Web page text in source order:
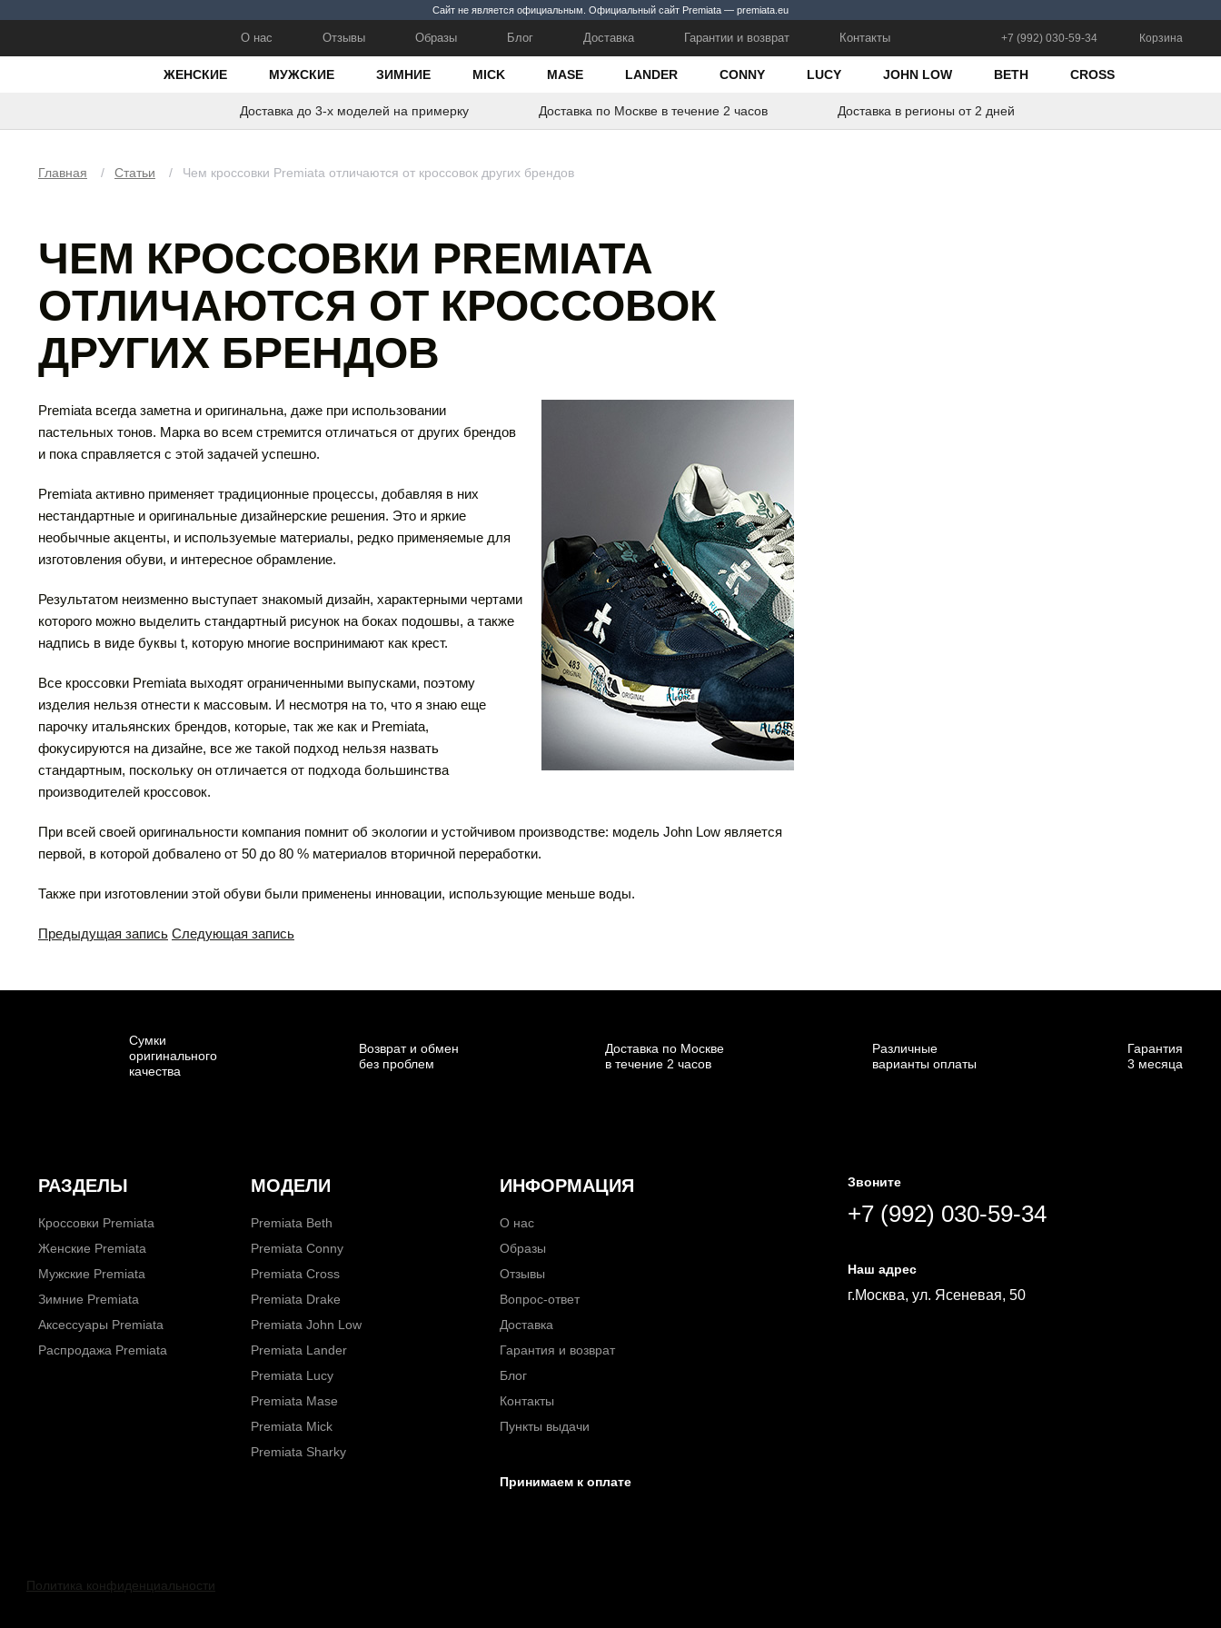
Сайт не является официальным. Официальный сайт Premiata — premiata.eu
О нас Отзывы Образы Блог Доставка Гарантии и возврат Контакты +7 (992) 030-59-34 Корзина
ЖЕНСКИЕ МУЖСКИЕ ЗИМНИЕ MICK MASE LANDER CONNY LUCY JOHN LOW BETH CROSS
Доставка до 3-х моделей на примерку Доставка по Москве в течение 2 часов Доставка в регионы от 2 дней
Главная / Статьи / Чем кроссовки Premiata отличаются от кроссовок других брендов
ЧЕМ КРОССОВКИ PREMIATA
ОТЛИЧАЮТСЯ ОТ КРОССОВОК
ДРУГИХ БРЕНДОВ
Premiata всегда заметна и оригинальна, даже при использовании
пастельных тонов. Марка во всем стремится отличаться от других брендов
и пока справляется с этой задачей успешно.
Premiata активно применяет традиционные процессы, добавляя в них
нестандартные и оригинальные дизайнерские решения. Это и яркие
необычные акценты, и используемые материалы, редко применяемые для
изготовления обуви, и интересное обрамление.
Результатом неизменно выступает знакомый дизайн, характерными чертами
которого можно выделить стандартный рисунок на боках подошвы, а также
надпись в виде буквы t, которую многие воспринимают как крест.
Все кроссовки Premiata выходят ограниченными выпусками, поэтому
изделия нельзя отнести к массовым. И несмотря на то, что я знаю еще
парочку итальянских брендов, которые, так же как и Premiata,
фокусируются на дизайне, все же такой подход нельзя назвать
стандартным, поскольку он отличается от подхода большинства
производителей кроссовок.
При всей своей оригинальности компания помнит об экологии и устойчивом производстве: модель John Low является
первой, в которой добвалено от 50 до 80 % материалов вторичной переработки.
Также при изготовлении этой обуви были применены инновации, использующие меньше воды.
Предыдущая запись Следующая запись
Сумки
оригинального
качества
Возврат и обмен
без проблем
Доставка по Москве
в течение 2 часов
Различные
варианты оплаты
Гарантия
3 месяца
РАЗДЕЛЫ
Кроссовки Premiata
Женские Premiata
Мужские Premiata
Зимние Premiata
Аксессуары Premiata
Распродажа Premiata
МОДЕЛИ
Premiata Beth
Premiata Conny
Premiata Cross
Premiata Drake
Premiata John Low
Premiata Lander
Premiata Lucy
Premiata Mase
Premiata Mick
Premiata Sharky
ИНФОРМАЦИЯ
О нас
Образы
Отзывы
Вопрос-ответ
Доставка
Гарантия и возврат
Блог
Контакты
Пункты выдачи
Принимаем к оплате
Звоните
+7 (992) 030-59-34
Наш адрес
г.Москва, ул. Ясеневая, 50
Политика конфиденциальности